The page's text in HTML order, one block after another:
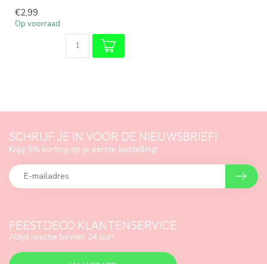
€2,99
Op voorraad
FEESTDECO KLANTENSERVICE
Altijd reactie binnen 24 uur!
SCHRIJF JE IN VOOR DE NIEUWSBRIEF!
Krijg 5% korting op je eerste bestelling!